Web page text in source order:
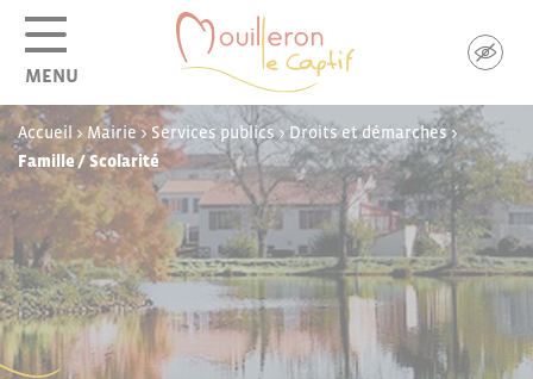
MENU
Accueil >Mairie> Services publics>Droits et démarches>
Famille / Scolarité
Panneau de gestion des cookies